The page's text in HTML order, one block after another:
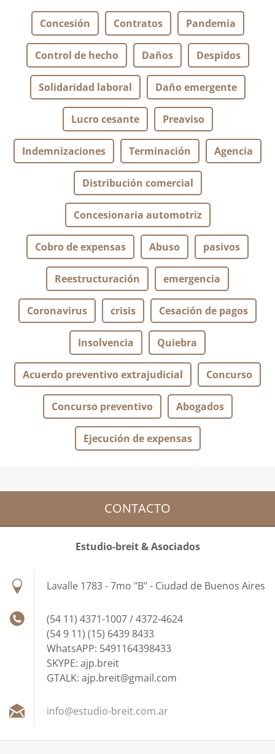
Concesión Contratos Pandemia
Control de hecho Daños Despidos
Solidaridad laboral Daño emergente
Lucro cesante Preaviso
Indemnizaciones Terminación Agencia
Distribución comercial
Concesionaria automotriz
Cobro de expensas Abuso pasivos
Reestructuración emergencia
Coronavirus crisis Cesación de pagos
Insolvencia Quiebra
Acuerdo preventivo extrajudicial Concurso
Concurso preventivo Abogados
Ejecución de expensas
CONTACTO
Estudio-breit & Asociados
Lavalle 1783 - 7mo "B" - Ciudad de Buenos Aires
(54 11) 4371-1007 / 4372-4624
(54 9 11) (15) 6439 8433
WhatsAPP: 5491164398433
SKYPE: ajp.breit
GTALK: ajp.breit@gmail.com
info@estudio-breit.com.ar